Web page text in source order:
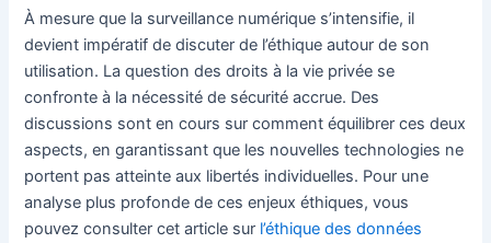
À mesure que la surveillance numérique s’intensifie, il
devient impératif de discuter de l’éthique autour de son
utilisation. La question des droits à la vie privée se
confronte à la nécessité de sécurité accrue. Des
discussions sont en cours sur comment équilibrer ces deux
aspects, en garantissant que les nouvelles technologies ne
portent pas atteinte aux libertés individuelles. Pour une
analyse plus profonde de ces enjeux éthiques, vous
pouvez consulter cet article sur l’éthique des données